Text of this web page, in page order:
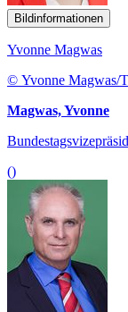
Bildinformationen
Yvonne Magwas
© Yvonne Magwas/
Magwas, Yvonne
()